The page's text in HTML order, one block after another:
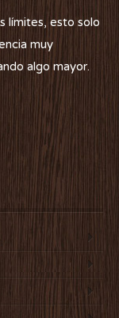
límites, esto solo
muy
algo mayor.